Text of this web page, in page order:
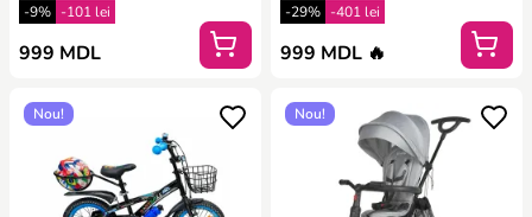
-9% -101 lei
999 MDL
-29% -401 lei
999 MDL 🔥
Nou! Nou!